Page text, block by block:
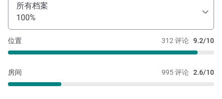
所有档案
100%
312 评论 9.2/10
位置
995 评论 2.6/10
房间